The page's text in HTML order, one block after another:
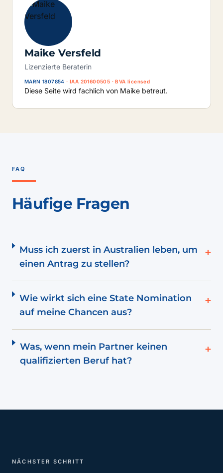
Maike Versfeld
Lizenzierte Beraterin
MARN 1807854 · IAA 201600505 · BVA licensed
Diese Seite wird fachlich von Maike betreut.
FAQ
Häufige Fragen
Muss ich zuerst in Australien leben, um
einen Antrag zu stellen?
+
Wie wirkt sich eine State Nomination
auf meine Chancen aus?
+
Was, wenn mein Partner keinen
qualifizierten Beruf hat?
+
NÄCHSTER SCHRITT